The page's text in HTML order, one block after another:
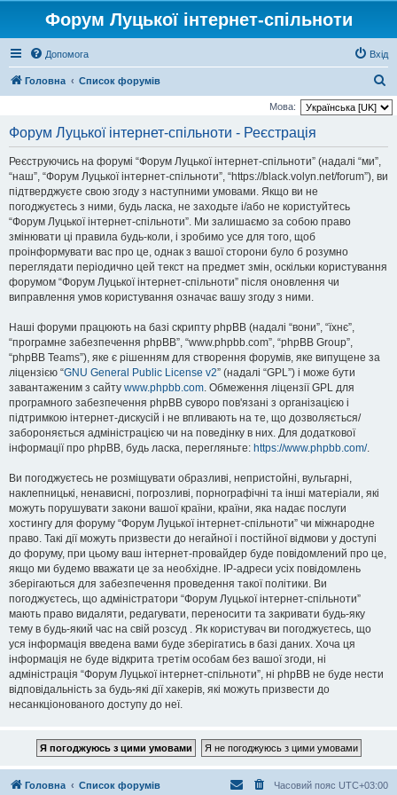
Форум Луцької інтернет-спільноти
Допомога Вхід
Головна Список форумів
о
Мова:
Форум Луцької інтернет-спільноти - Реєстрація
Реєструючись на форумі “Форум Луцької інтернет-спільноти” (надалі “ми”,
“наш”, “Форум Луцької інтернет-спільноти”, “https://black.volyn.net/forum”), ви
підтверджуєте свою згоду з наступними умовами. Якщо ви не
погоджуєтесь з ними, будь ласка, не заходьте і/або не користуйтесь
“Форум Луцької інтернет-спільноти”. Ми залишаємо за собою право
змінювати ці правила будь-коли, і зробимо усе для того, щоб
проінформувати вас про це, однак з вашої сторони було б розумно
переглядати періодично цей текст на предмет змін, оскільки користування
форумом “Форум Луцької інтернет-спільноти” після оновлення чи
виправлення умов користування означає вашу згоду з ними.
Наші форуми працюють на базі скрипту phpBB (надалі “вони”, “їхнє”,
“програмне забезпечення phpBB”, “www.phpbb.com”, “phpBB Group”,
“phpBB Teams”), яке є рішенням для створення форумів, яке випущене за
ліцензією “GNU General Public License v2” (надалі “GPL”) і може бути
завантаженим з сайту www.phpbb.com. Обмеження ліцензії GPL для
програмного забезпечення phpBB суворо пов'язані з організацією і
підтримкою інтернет-дискусій і не впливають на те, що дозволяється/
забороняється адміністрацією чи на поведінку в них. Для додаткової
інформації про phpBB, будь ласка, перегляньте: https://www.phpbb.com/.
Ви погоджуєтесь не розміщувати образливі, непристойні, вульгарні,
наклепницькі, ненависні, погрозливі, порнографічні та інші матеріали, які
можуть порушувати закони вашої країни, країни, яка надає послуги
хостингу для форуму “Форум Луцької інтернет-спільноти” чи міжнародне
право. Такі дії можуть призвести до негайної і постійної відмови у доступі
до форуму, при цьому ваш інтернет-провайдер буде повідомлений про це,
якщо ми будемо вважати це за необхідне. IP-адреси усіх повідомлень
зберігаються для забезпечення проведення такої політики. Ви
погоджуєтесь, що адміністратори “Форум Луцької інтернет-спільноти”
мають право видаляти, редагувати, переносити та закривати будь-яку
тему в будь-який час на свій розсуд . Як користувач ви погоджуєтесь, що
уся інформація введена вами буде зберігатись в базі даних. Хоча ця
інформація не буде відкрита третім особам без вашої згоди, ні
адміністрація “Форум Луцької інтернет-спільноти”, ні phpBB не буде нести
відповідальність за будь-які дії хакерів, які можуть призвести до
несанкціонованого доступу до неї.
Головна Список форумів Часовий пояс UTC+03:00